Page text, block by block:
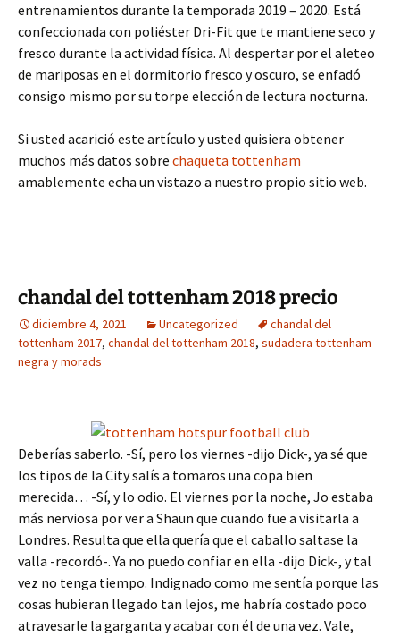
entrenamientos durante la temporada 2019 – 2020. Está
confeccionada con poliéster Dri-Fit que te mantiene seco y
fresco durante la actividad física. Al despertar por el aleteo
de mariposas en el dormitorio fresco y oscuro, se enfadó
consigo mismo por su torpe elección de lectura nocturna.
Si usted acarició este artículo y usted quisiera obtener
muchos más datos sobre chaqueta tottenham
amablemente echa un vistazo a nuestro propio sitio web.
chandal del tottenham 2018 precio
diciembre 4, 2021 Uncategorized
chandal del
tottenham 2017, chandal del tottenham 2018, sudadera tottenham
negra y morads
Deberías saberlo. -Sí, pero los viernes -dijo Dick-, ya sé que
los tipos de la City salís a tomaros una copa bien
merecida… -Sí, y lo odio. El viernes por la noche, Jo estaba
más nerviosa por ver a Shaun que cuando fue a visitarla a
Londres. Resulta que ella quería que el caballo saltase la
valla -recordó-. Ya no puedo confiar en ella -dijo Dick-, y tal
vez no tenga tiempo. Indignado como me sentía porque las
cosas hubieran llegado tan lejos, me habría costado poco
atravesarle la garganta y acabar con él de una vez. Vale,